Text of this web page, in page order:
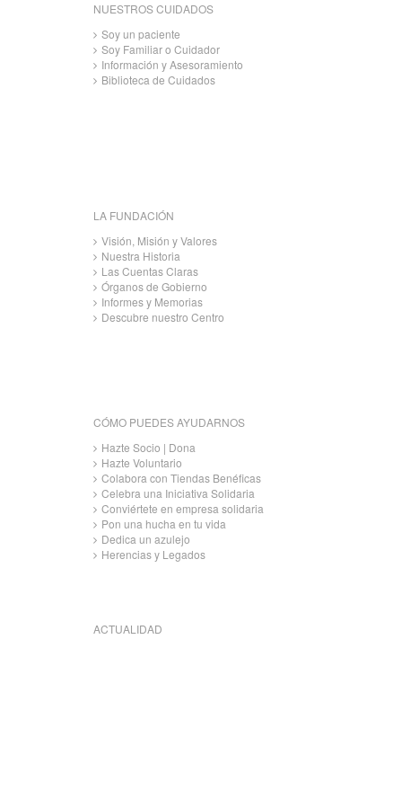
NUESTROS CUIDADOS
Soy un paciente
Soy Familiar o Cuidador
Información y Asesoramiento
Biblioteca de Cuidados
LA FUNDACIÓN
Visión, Misión y Valores
Nuestra Historia
Las Cuentas Claras
Órganos de Gobierno
Informes y Memorias
Descubre nuestro Centro
CÓMO PUEDES AYUDARNOS
Hazte Socio | Dona
Hazte Voluntario
Colabora con Tiendas Benéficas
Celebra una Iniciativa Solidaria
Conviértete en empresa solidaria
Pon una hucha en tu vida
Dedica un azulejo
Herencias y Legados
ACTUALIDAD